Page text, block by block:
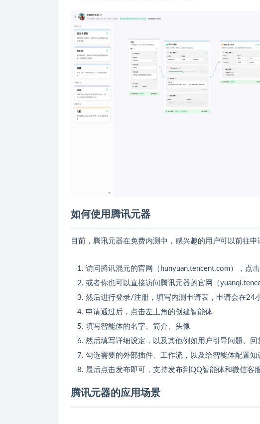
如何使用腾讯元器
目前，腾讯元器在免费内测中，感兴趣的用户可以前往申
访问腾讯混元的官网（hunyuan.tencent.com），点
或者你也可以直接访问腾讯元器的官网（
然后进行登录/注册，填写内测申请表，申请会在24
申请通过后，点击左上角的创建智能体
填写智能体的名字、简介、头像
然后填写详细设定，以及其他例如用户引导问题、
勾选需要的外部插件、工作流，以及给智能体配置知
最后点击发布即可，支持发布到QQ智能体和微信客
腾讯元器的应用场景